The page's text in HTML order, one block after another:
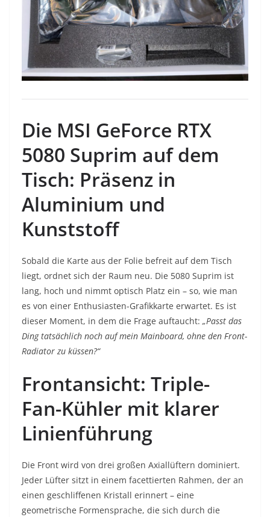
Die MSI GeForce RTX
5080 Suprim auf dem
Tisch: Präsenz in
Aluminium und
Kunststoff
Sobald die Karte aus der Folie befreit auf dem Tisch
liegt, ordnet sich der Raum neu. Die 5080 Suprim ist
lang, hoch und nimmt optisch Platz ein – so, wie man
es von einer Enthusiasten-Grafikkarte erwartet. Es ist
dieser Moment, in dem die Frage auftaucht: „Passt das
Ding tatsächlich noch auf mein Mainboard, ohne den Front-
Radiator zu küssen?“
Frontansicht: Triple-
Fan-Kühler mit klarer
Linienführung
Die Front wird von drei großen Axiallüftern dominiert.
Jeder Lüfter sitzt in einem facettierten Rahmen, der an
einen geschliffenen Kristall erinnert – eine
geometrische Formensprache, die sich durch die